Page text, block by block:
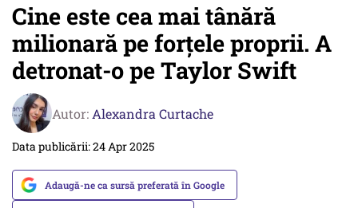
Cine este cea mai tânără
milionară pe forțele proprii. A
detronat-o pe Taylor Swift
Autor: Alexandra Curtache
Data publicării: 24 Apr 2025
Adaugă-ne ca sursă preferată în Google